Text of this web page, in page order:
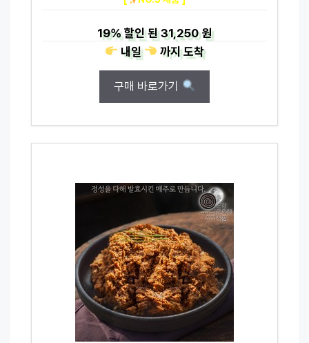
19%할인 된31,250 원
내일
까지도착
구매 바로가기